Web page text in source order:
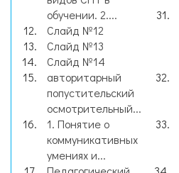
обучении. 2....
Слайд №12
Слайд №13
Слайд №14
авторитарный
попустительский
осмотрительный...
1. Понятие о
коммуникативных
умениях и...